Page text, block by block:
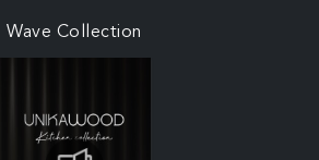
Wave Collection